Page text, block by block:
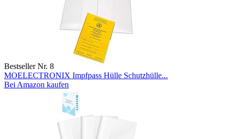
Bestseller Nr. 8
MOELECTRONIX Impfpass Hülle Schutzhülle...
Bei Amazon kaufen